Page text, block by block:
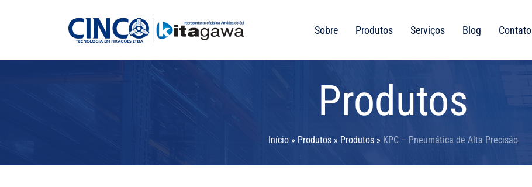
Sobre Produtos Serviços Blog Contato
Produtos
Início» Produtos» Produtos» KPC – Pneumática de Alta Precisão